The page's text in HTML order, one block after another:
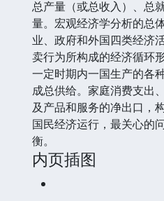
总产量（或总收入）、总
量。宏观经济学分析的总
业、政府和外国四类经济
卖行为所构成的经济循环
一定时期内一国生产的各
成总供给。家庭消费支出
及产品和服务的净出口，
国民经济运行，最关心的
衡。
内页插图